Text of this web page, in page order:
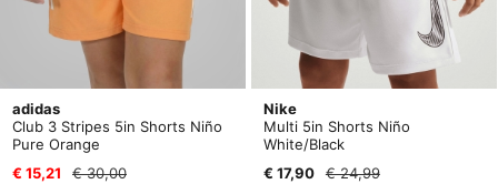
adidas
Club 3 Stripes 5in Shorts Niño
Pure Orange
€ 15,21
€ 30,00
Nike
Multi 5in Shorts Niño
White/Black
€ 17,90
€ 24,99